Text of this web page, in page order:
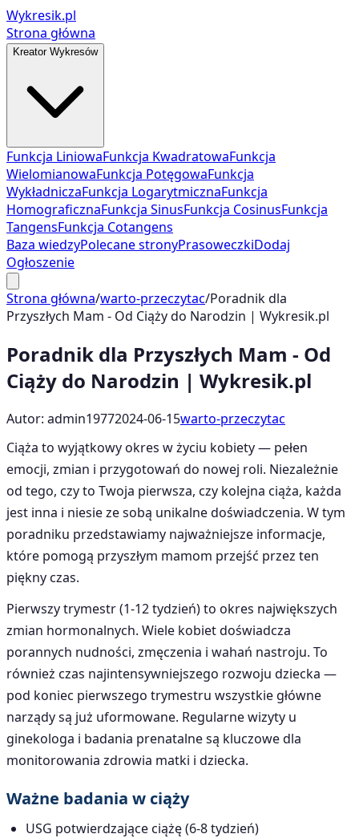
Wykresik.pl
Strona główna
Kreator Wykresów
Funkcja LiniowaFunkcja KwadratowaFunkcja
WielomianowaFunkcja PotęgowaFunkcja
WykładniczaFunkcja LogarytmicznaFunkcja
HomograficznaFunkcja SinusFunkcja CosinusFunkcja
TangensFunkcja Cotangens
Baza wiedzyPolecane stronyPrasoweczkiDodaj
Ogłoszenie
Strona główna/warto-przeczytac/Poradnik dla
Przyszłych Mam - Od Ciąży do Narodzin | Wykresik.pl
Poradnik dla Przyszłych Mam - Od
Ciąży do Narodzin | Wykresik.pl
Autor: admin19772024-06-15warto-przeczytac
Ciąża to wyjątkowy okres w życiu kobiety — pełen
emocji, zmian i przygotowań do nowej roli. Niezależnie
od tego, czy to Twoja pierwsza, czy kolejna ciąża, każda
jest inna i niesie ze sobą unikalne doświadczenia. W tym
poradniku przedstawiamy najważniejsze informacje,
które pomogą przyszłym mamom przejść przez ten
piękny czas.
Pierwszy trymestr (1-12 tydzień) to okres największych
zmian hormonalnych. Wiele kobiet doświadcza
porannych nudności, zmęczenia i wahań nastroju. To
również czas najintensywniejszego rozwoju dziecka —
pod koniec pierwszego trymestru wszystkie główne
narządy są już uformowane. Regularne wizyty u
ginekologa i badania prenatalne są kluczowe dla
monitorowania zdrowia matki i dziecka.
Ważne badania w ciąży
USG potwierdzające ciążę (6-8 tydzień)